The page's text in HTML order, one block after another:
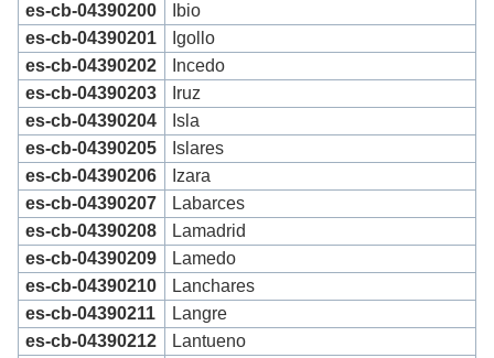
es-cb-04390200
Ibio
es-cb-04390201
Igollo
es-cb-04390202
Incedo
es-cb-04390203
Iruz
es-cb-04390204
Isla
es-cb-04390205
Islares
es-cb-04390206
Izara
es-cb-04390207
Labarces
es-cb-04390208
Lamadrid
es-cb-04390209
Lamedo
es-cb-04390210
Lanchares
es-cb-04390211
Langre
es-cb-04390212
Lantueno